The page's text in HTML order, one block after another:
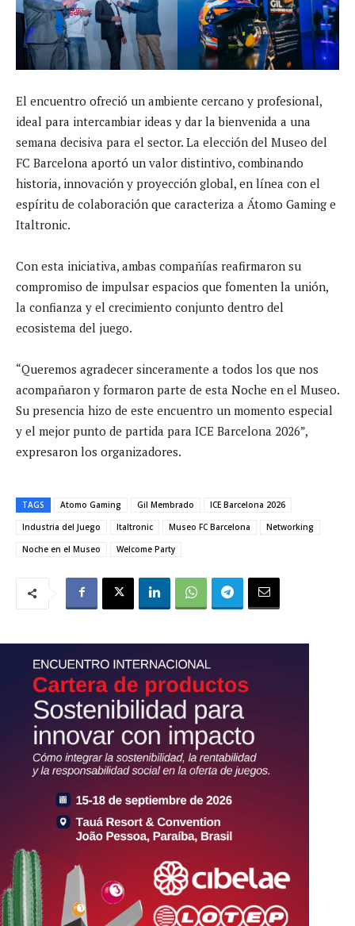
El encuentro ofreció un ambiente cercano y profesional,
ideal para intercambiar ideas y dar la bienvenida a una
semana decisiva para el sector. La elección del Museo del
FC Barcelona aportó un valor distintivo, combinando
historia, innovación y proyección global, en línea con el
espíritu de colaboración que caracteriza a Átomo Gaming e
Italtronic.
Con esta iniciativa, ambas compañías reafirmaron su
compromiso de impulsar espacios que fomenten la unión,
la confianza y el crecimiento conjunto dentro del
ecosistema del juego.
“Queremos agradecer sinceramente a todos los que nos
acompañaron y formaron parte de esta Noche en el Museo.
Su presencia hizo de este encuentro un momento especial
y el mejor punto de partida para ICE Barcelona 2026”,
expresaron los organizadores.
TAGS Atomo Gaming Gil Membrado
ICE Barcelona 2026
Industria del Juego
Italtronic Museo FC Barcelona
Networking
Noche en el Museo
Welcome Party